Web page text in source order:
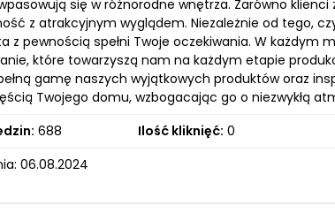
się w różnorodne wnętrza. Zarówno
z atrakcyjnym wyglądem. Niezależnie od tego,
z pewnością spełni Twoje oczekiwania. W każdym
które towarzyszą nam na każdym etapie
gamę naszych wyjątkowych produktów oraz
Twojego domu, wzbogacając go o niezwykłą
688 Ilość kliknięć: 0
06.08.2024